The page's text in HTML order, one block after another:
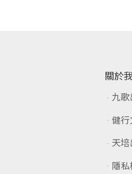
關於
九
健
天
隱